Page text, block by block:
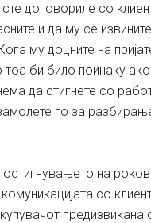
договориле со
и да му се
му доцните на
би било поинаку
да стигнете со
го за
на
со